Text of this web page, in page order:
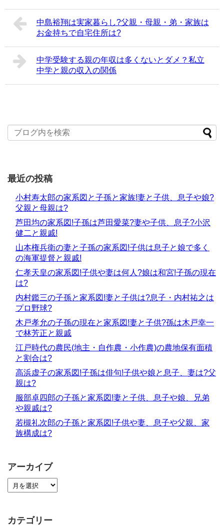
中島裕翔は実家暮らし?父親・母親・弟・家族は
お金持ちで自宅住所は?
中学受験する親の年収は多くないとダメ？私立
中学と親の収入の関係
最近の投稿
小村寿太郎の家系図と子孫と家族!妻と子供、息子や娘?
父親と母親は?
芦田均の家系図!子孫は芦田愛菜?妻や子供、息子?小沢
健二と親戚!
山本権兵衛の妻と子孫の家系図!子供は息子と娘で多く
の海軍提督と親戚!
仁孝天皇の家系図!子供や妻は何人?娘は和宮!子孫の現在
は?
内村鑑三の子孫と家系図!妻と子供は?息子・内村祐之は
プロ野球?
木戸孝允の子孫の現在と家系図!妻と子供?孫は木戸幸一
で林芳正と親戚
江戸時代の農民(地主・自作農・小作農)の農地保有面積
と割合は?
高浜虚子の家系図!子孫は俳句!子供や娘と息子、妻は?父
親は?
服部卓四郎の子孫と家系図!妻と子供、息子や娘、兄弟
や親戚は?
若槻礼次郎の子孫と家系図!子供や妻、息子や父親、家
族構成は?
アーカイブ
カテゴリー